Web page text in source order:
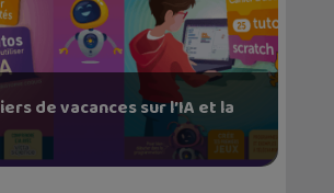
de vacances sur l’IA et la